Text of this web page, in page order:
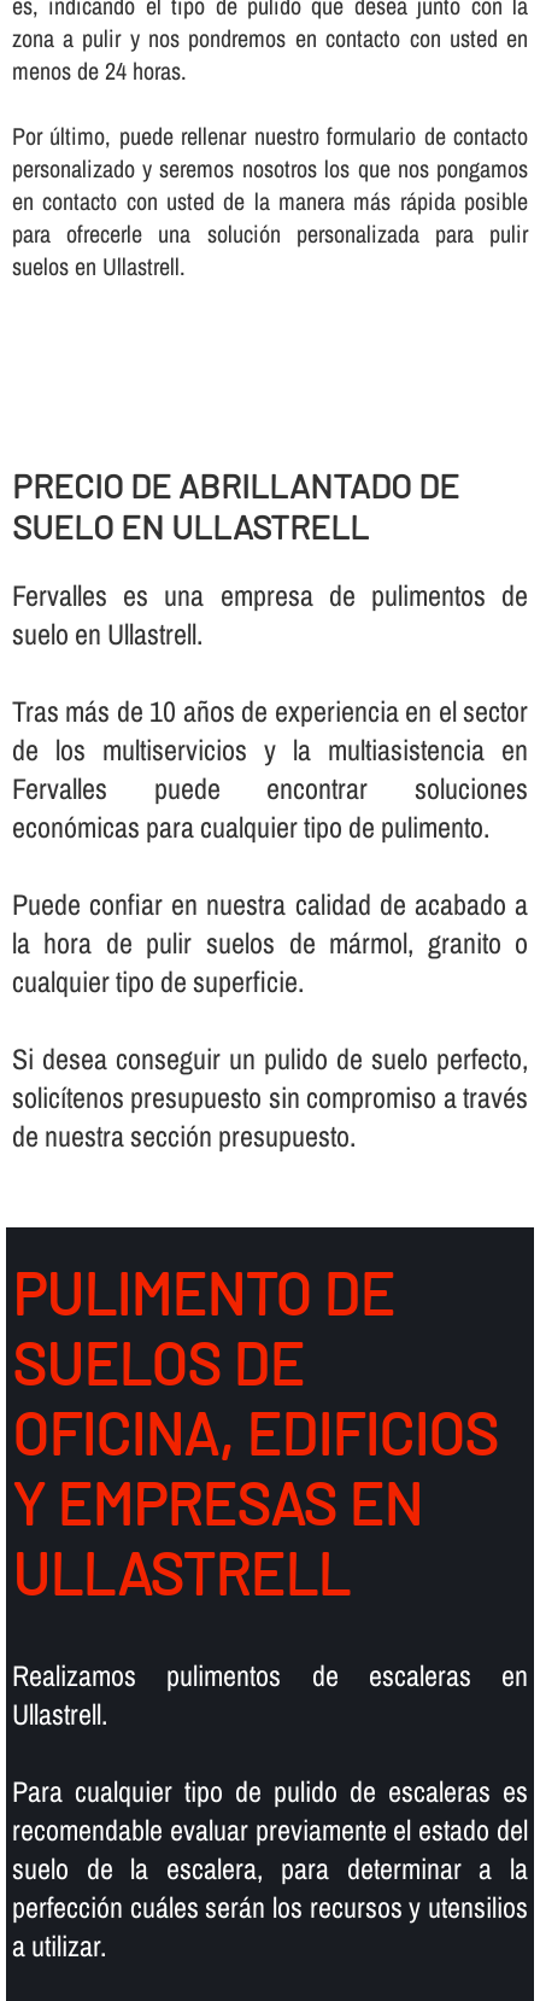
zona a pulir y nos pondremos en contacto con usted en
menos de 24 horas.
Por último, puede rellenar nuestro formulario de contacto
personalizado y seremos nosotros los que nos pongamos
en contacto con usted de la manera más rápida posible
para ofrecerle una solución personalizada para pulir
suelos en Ullastrell.
PRECIO DE ABRILLANTADO DE
SUELO EN ULLASTRELL
Fervalles es una empresa de pulimentos de
suelo en Ullastrell.
Tras más de 10 años de experiencia en el sector
de los multiservicios y la multiasistencia en
Fervalles puede encontrar soluciones
económicas para cualquier tipo de pulimento.
Puede confiar en nuestra calidad de acabado a
la hora de pulir suelos de mármol, granito o
cualquier tipo de superficie.
Si desea conseguir un pulido de suelo perfecto,
solicí­tenos presupuesto sin compromiso a través
de nuestra sección presupuesto.
PULIMENTO DE
SUELOS DE
OFICINA, EDIFICIOS
Y EMPRESAS EN
ULLASTRELL
Realizamos pulimentos de escaleras en
Ullastrell.
Para cualquier tipo de pulido de escaleras es
recomendable evaluar previamente el estado del
suelo de la escalera, para determinar a la
perfección cuáles serán los recursos y utensilios
a utilizar.